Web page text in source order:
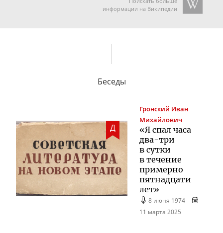
информации на Википедии
Беседы
Д
Гронский Иван
Михайлович
«Я спал часа
два-три
в сутки
в течение
примерно
пятнадцати
лет»
8 июня 1974
11 марта 2025